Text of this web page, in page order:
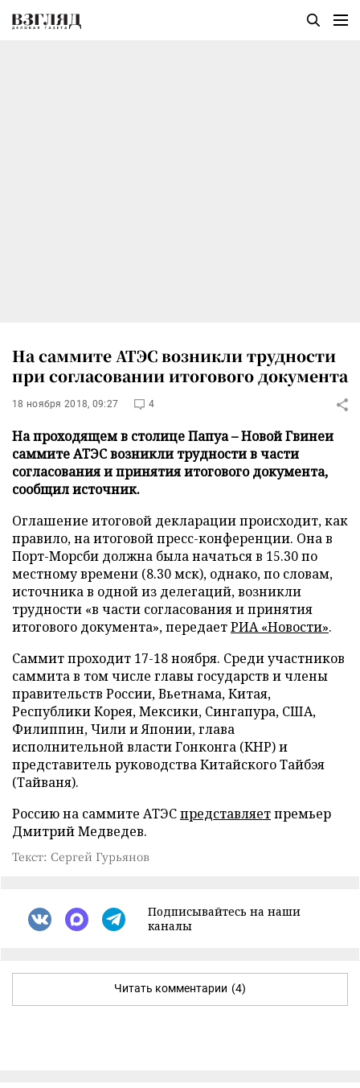
На саммите АТЭС возникли трудности
при согласовании итогового документа
18 ноября 2018, 09:27 4
На проходящем в столице Папуа – Новой Гвинеи
саммите АТЭС возникли трудности в части
согласования и принятия итогового документа,
сообщил источник.
Оглашение итоговой декларации происходит, как
правило, на итоговой пресс-конференции. Она в
Порт-Морсби должна была начаться в 15.30 по
местному времени (8.30 мск), однако, по словам,
источника в одной из делегаций, возникли
трудности «в части согласования и принятия
итогового документа», передаетРИА «Новости».
Саммит проходит 17-18 ноября. Среди участников
саммита в том числе главы государств и члены
правительств России, Вьетнама, Китая,
Республики Корея, Мексики, Сингапура, США,
Филиппин, Чили и Японии, глава
исполнительной власти Гонконга (КНР) и
представитель руководства Китайского Тайбэя
(Тайваня).
Россию на саммите АТЭСпредставляетпремьер
Дмитрий Медведев.
Текст: Сергей Гурьянов
Подписывайтесь на наши
каналы
Читать комментарии (4)